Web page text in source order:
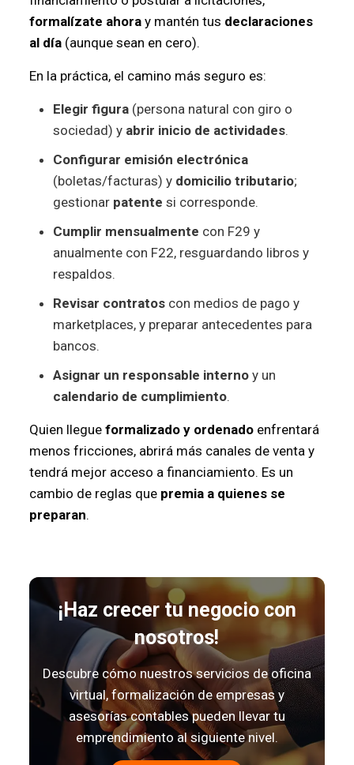
formalízate ahoray mantén tus declaraciones
al día(aunque sean en cero).
En la práctica, el camino más seguro es:
Elegir figura(persona natural con giro o
sociedad) y abrir inicio de actividades.
Configurar emisión electrónica
(boletas/facturas) y domicilio tributario;
gestionar patente si corresponde.
Cumplir mensualmente con F29 y
anualmente con F22, resguardando libros y
respaldos.
Revisar contratoscon medios de pago y
marketplaces, y preparar antecedentes para
bancos.
Asignar un responsable internoy un
calendario de cumplimiento.
Quien llegue formalizado y ordenadoenfrentará
menos fricciones, abrirá más canales de venta y
tendrá mejor acceso a financiamiento. Es un
cambio de reglas que premia a quienes se
preparan.
¡Haz crecer tu negocio con
nosotros!
Descubre cómo nuestros servicios de oficina
virtual, formalización de empresas y
asesorías contables pueden llevar tu
emprendimiento al siguiente nivel.